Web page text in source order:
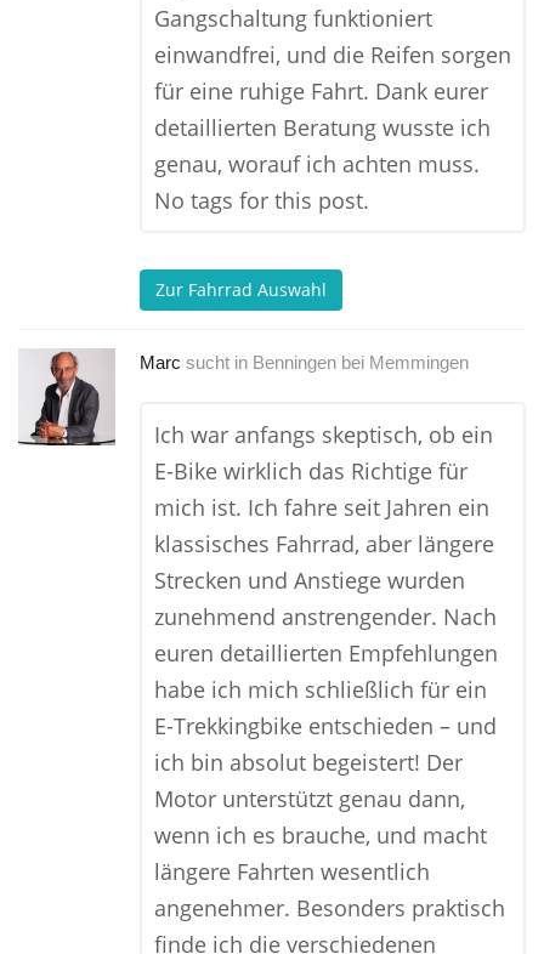
Gangschaltung funktioniert
einwandfrei, und die Reifen sorgen
für eine ruhige Fahrt. Dank eurer
detaillierten Beratung wusste ich
genau, worauf ich achten muss.
No tags for this post.
Zur Fahrrad Auswahl
Marc sucht in Benningen bei Memmingen
Ich war anfangs skeptisch, ob ein
E-Bike wirklich das Richtige für
mich ist. Ich fahre seit Jahren ein
klassisches Fahrrad, aber längere
Strecken und Anstiege wurden
zunehmend anstrengender. Nach
euren detaillierten Empfehlungen
habe ich mich schließlich für ein
E-Trekkingbike entschieden – und
ich bin absolut begeistert! Der
Motor unterstützt genau dann,
wenn ich es brauche, und macht
längere Fahrten wesentlich
angenehmer. Besonders praktisch
finde ich die verschiedenen